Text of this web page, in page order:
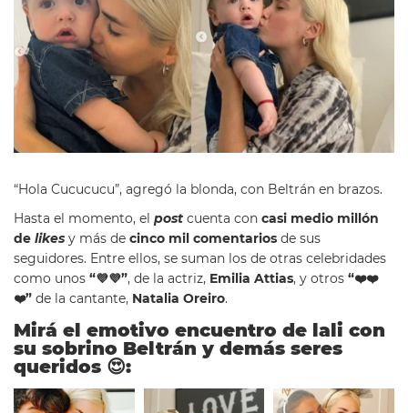
“Hola Cucucucu”, agregó la blonda, con Beltrán en brazos.
Hasta el momento, el post cuenta con casi medio millón
de likes y más de cinco mil comentarios de sus
seguidores. Entre ellos, se suman los de otras celebridades
como unos “💜💜”, de la actriz, Emilia Attias, y otros “❤❤
❤️” de la cantante, Natalia Oreiro.
Mirá el emotivo encuentro de lali con
su sobrino Beltrán y demás seres
queridos 😍: